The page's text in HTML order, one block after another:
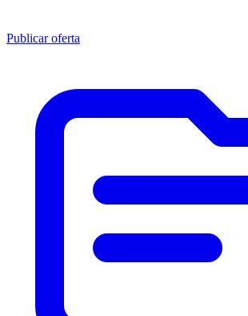
Publicar oferta